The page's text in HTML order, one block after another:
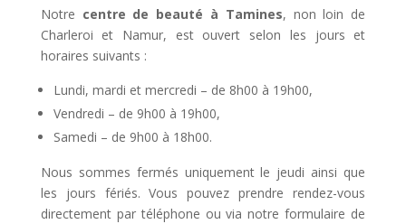
Notre centre de beauté à Tamines, non loin de
Charleroi et Namur, est ouvert selon les jours et
horaires suivants :
Lundi, mardi et mercredi – de 8h00 à 19h00,
Vendredi – de 9h00 à 19h00,
Samedi – de 9h00 à 18h00.
Nous sommes fermés uniquement le jeudi ainsi que
les jours fériés. Vous pouvez prendre rendez-vous
directement par téléphone ou via notre formulaire de